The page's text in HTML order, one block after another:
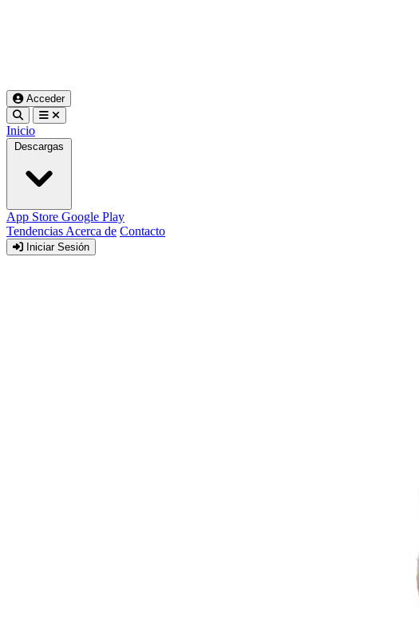
Acceder
Inicio
Descargas
App Store Google Play
Tendencias Acerca de Contacto
Iniciar Sesión